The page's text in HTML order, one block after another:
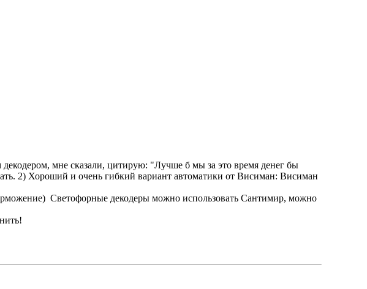
мне сказали, цитирую: "Лучше б мы за это время денег бы
2) Хороший и очень гибкий вариант автоматики от Висиман: Висиман
Светофорные декодеры можно использовать Сантимир, можно